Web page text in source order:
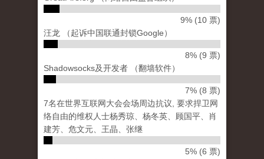
9% (10 票)
汪龙 （起诉中国联通封锁Google）
8% (9 票)
Shadowsocks及开发者 （翻墙软件）
7% (8 票)
7名在世界互联网大会会场周边抗议, 要求捍卫网
络自由的维权人士杨秀琼、杨冬英、顾国平、肖
建芳、危文元、王晶、张继
5% (6 票)